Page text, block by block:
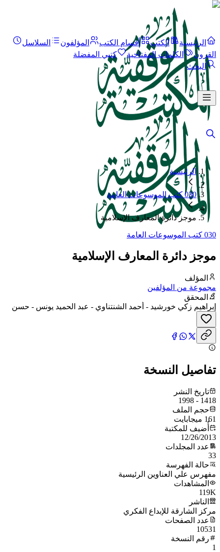
الرئيسية الكتب أقسام الكتب المؤلفون
السلاسل
القرون
الكلمات المفتاحية
كتبي المفضلة
البحث
الرئيسية
030 كتب الموسوعات العامة
موجز دائرة المعارف الإسلامية
030 كتب الموسوعات العامة
موجز دائرة المعارف الإسلامية
المؤلف
مجموعة من المؤلفين
المحقق
إبراهيم زكي خورشيد - أحمد الشنتناوي - عبد الحميد يونس - حسن
حبشي - عبد الرحمن الشيخ - محمد عناني
تفاصيل النسخة
تاريخ النشر
1418 - 1998
حجم الملف
161 ميجابايت
أُضيف للمكتبة
12/26/2013
عدد المجلدات
33
حالة الفهرسة
مفهرس علي العناوين الرئيسية
المشاهدات
119K
الناشر
مركز الشارقة للإبداع الفكري
عدد الصفحات
10531
رقم النسخة
1